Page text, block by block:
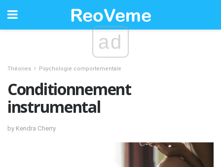
ad
Théories Psychologie comportementale
Conditionnement
instrumental
by Kendra Cherry